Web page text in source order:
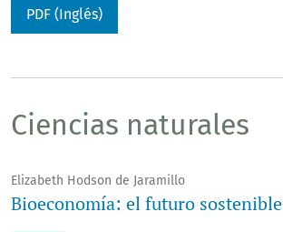
PDF (Inglés)
Ciencias naturales
Elizabeth Hodson de Jaramillo
Bioeconomía: el futuro sostenible